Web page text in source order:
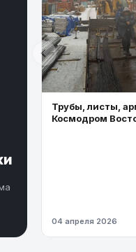
Трубы, листы,
Космодром
04 апреля 2026